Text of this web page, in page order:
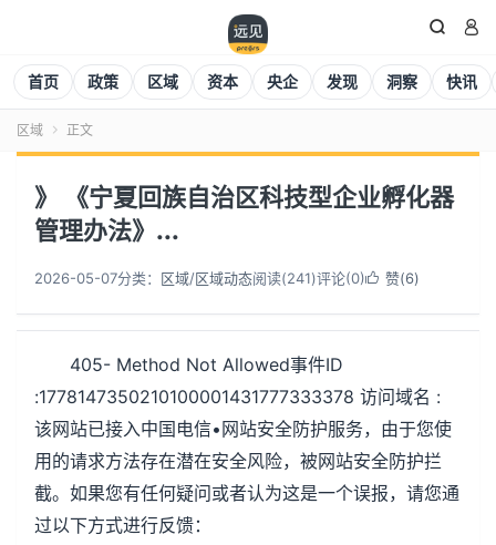
 
首页 政策 区域 资本 央企 发现 洞察 快讯
区域  正文
》 《宁夏回族自治区科技型企业孵化器
管理办法》...
2026-05-07分类： 区域/区域动态阅读(242)评论(0) 赞(6)
405- Method Not Allowed事件ID
:1778147350210100001431777333378 访问域名 :
该网站已接入中国电信•网站安全防护服务，由于您使
用的请求方法存在潜在安全风险，被网站安全防护拦
截。如果您有任何疑问或者认为这是一个误报，请您通
过以下方式进行反馈：